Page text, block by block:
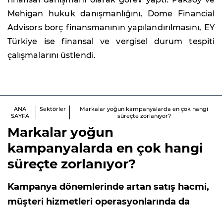
Mehigan hukuk danışmanlığını, Dome Financial
Advisors borç finansmanının yapılandırılmasını, EY
Türkiye ise finansal ve vergisel durum tespiti
çalışmalarını üstlendi.
ANA
SAYFA
Sektörler
Markalar yoğun kampanyalarda en çok hangi
süreçte zorlanıyor?
Markalar yoğun
kampanyalarda en çok hangi
süreçte zorlanıyor?
Kampanya dönemlerinde artan satış hacmi,
müşteri hizmetleri operasyonlarında da